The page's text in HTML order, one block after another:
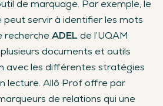
de marquage. Par exemple, le
peut servir à identifier les mots
rechercheADEL de l’UQAM
documents et outils
avec les différentes stratégies
lecture. Allô Prof offre par
de relations qui une